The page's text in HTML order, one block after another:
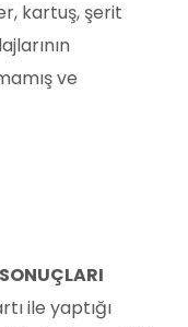
kartuş, şerit
ve
ile yaptığı